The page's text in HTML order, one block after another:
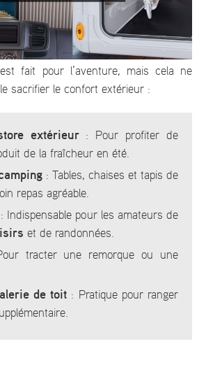
est fait pour l’aventure, mais cela ne
sacrifier le confort extérieur :
extérieur: Pour profiter de
de la fraîcheur en été.
: Tables, chaises et tapis de
repas agréable.
: Indispensable pour les amateurs de
et de randonnées.
tracter une remorque ou une
de toit : Pratique pour ranger